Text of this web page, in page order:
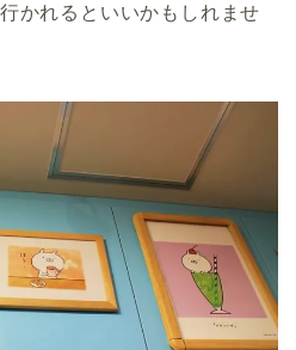
かれるといいかもしれませ